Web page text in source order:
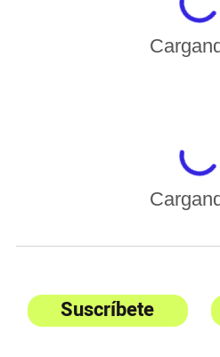
Suscríbete